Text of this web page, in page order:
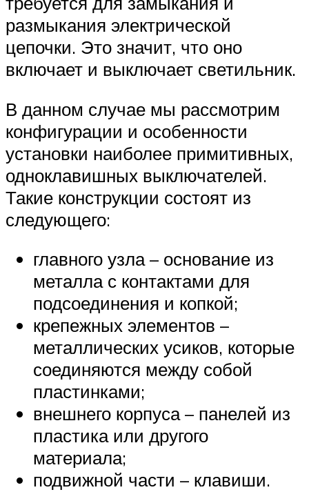
размыкания электрической
цепочки. Это значит, что оно
включает и выключает светильник.
В данном случае мы рассмотрим
конфигурации и особенности
установки наиболее примитивных,
одноклавишных выключателей.
Такие конструкции состоят из
следующего:
главного узла – основание из
металла с контактами для
подсоединения и копкой;
крепежных элементов –
металлических усиков, которые
соединяются между собой
пластинками;
внешнего корпуса – панелей из
пластика или другого
материала;
подвижной части – клавиши.